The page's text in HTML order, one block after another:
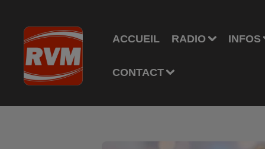
ACCUEIL RADIO INFOS
CONTACT